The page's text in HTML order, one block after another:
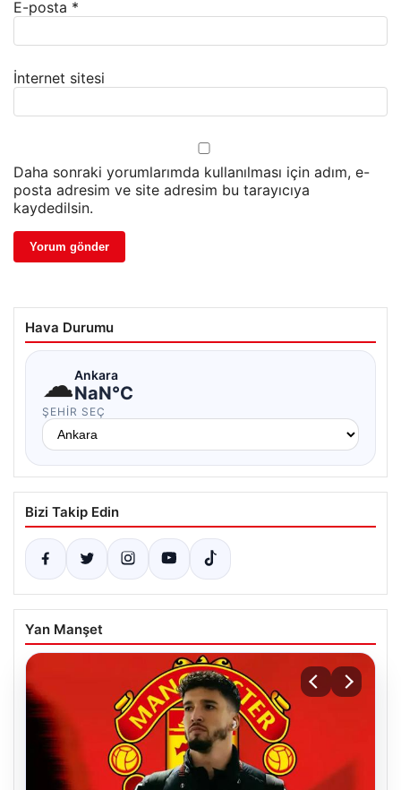
E-posta *
İnternet sitesi
Daha sonraki yorumlarımda kullanılması için adım, e-
posta adresim ve site adresim bu tarayıcıya
kaydedilsin.
Hava Durumu
☁Ankara
NaN°C
ŞEHIR SEÇ
Bizi Takip Edin
Yan Manşet